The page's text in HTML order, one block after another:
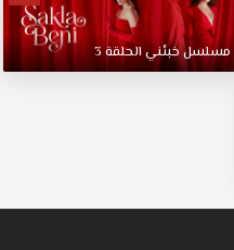
مسلسلخبئنيالحلقة3